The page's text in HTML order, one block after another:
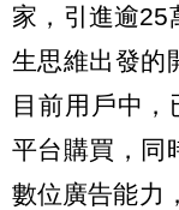
家，引進逾25
生思維出發的
目前用戶中
平台購買，同
數位廣告能力